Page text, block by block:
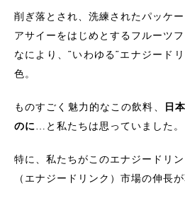
削ぎ落とされ、洗練されたパッケー
アサイーをはじめとするフルーツ
なにより、”いわゆる”エナジード
色。
ものすごく魅力的なこの飲料、
日
のに…
と私たちは思っていました。
特に、私たちがこのエナジードリ
（エナジードリンク）市場の伸長